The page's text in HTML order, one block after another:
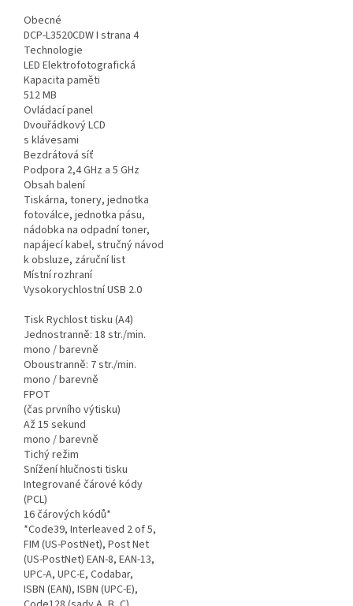
Obecné
DCP-L3520CDW I strana 4
Technologie
LED Elektrofotografická
Kapacita paměti
512 MB
Ovládací panel
Dvouřádkový LCD
s klávesami
Bezdrátová síť
Podpora 2,4 GHz a 5 GHz
Obsah balení
Tiskárna, tonery, jednotka
fotoválce, jednotka pásu,
nádobka na odpadní toner,
napájecí kabel, stručný návod
k obsluze, záruční list
Místní rozhraní
Vysokorychlostní USB 2.0
Tisk Rychlost tisku (A4)
Jednostranně: 18 str./min.
mono / barevně
Oboustranně: 7 str./min.
mono / barevně
FPOT
(čas prvního výtisku)
Až 15 sekund
mono / barevně
Tichý režim
Snížení hlučnosti tisku
Integrované čárové kódy
(PCL)
16 čárových kódů*
*Code39, Interleaved 2 of 5,
FIM (US-PostNet), Post Net
(US-PostNet) EAN-8, EAN-13,
UPC-A, UPC-E, Codabar,
ISBN (EAN), ISBN (UPC-E),